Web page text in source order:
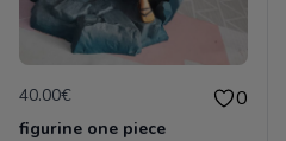
40.00€ 0
figurine one piece